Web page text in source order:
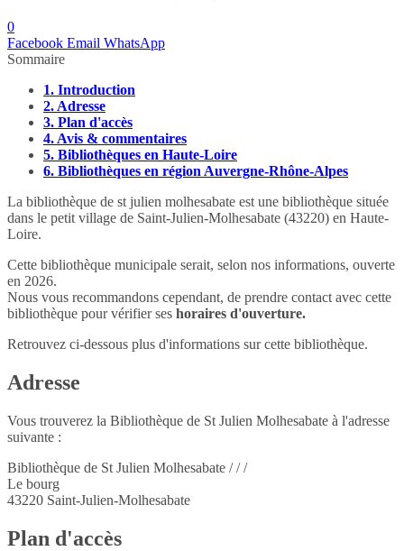
0
Facebook Email WhatsApp
Sommaire
1. Introduction
2. Adresse
3. Plan d'accès
4. Avis & commentaires
5. Bibliothèques en Haute-Loire
6. Bibliothèques en région Auvergne-Rhône-Alpes
La bibliothèque de st julien molhesabate est une bibliothèque située
dans le petit village de Saint-Julien-Molhesabate (43220) en Haute-
Loire.
Cette bibliothèque municipale serait, selon nos informations, ouverte
en 2026.
Nous vous recommandons cependant, de prendre contact avec cette
bibliothèque pour vérifier ses horaires d'ouverture.
Retrouvez ci-dessous plus d'informations sur cette bibliothèque.
Adresse
Vous trouverez la Bibliothèque de St Julien Molhesabate à l'adresse
suivante :
Bibliothèque de St Julien Molhesabate / / /
Le bourg
43220 Saint-Julien-Molhesabate
Plan d'accès